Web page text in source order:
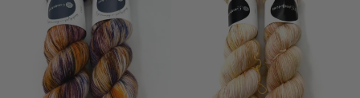
Mirabelle
Coquinas